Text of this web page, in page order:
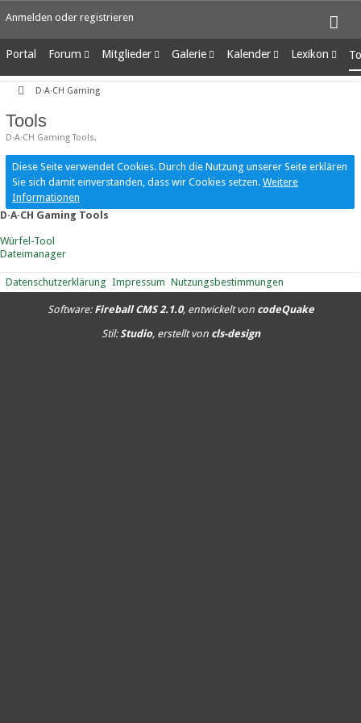
Anmelden oder registrieren
Portal Forum
Unerledigte Themen
Mitglieder
Letzte Aktivitäten
Galerie
Alben
Kalender
Wochenansicht
Lexikon
Ungelesene
D·A·CH Gaming
Tools
D·A·CH Gaming Tools.
Diese Seite verwendet Cookies. Durch die Nutzung unserer Seite erklären
Sie sich damit einverstanden, dass wir Cookies setzen. Weitere
Informationen
D·A·CH Gaming Tools
Würfel-Tool
Dateimanager
Datenschutzerklärung Impressum Nutzungsbestimmungen
Software: Fireball CMS 2.1.0, entwickelt von codeQuake
Stil:Studio, erstellt von cls-design